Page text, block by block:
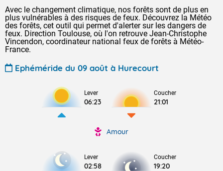
Avec le changement climatique, nos forêts sont de plus en
plus vulnérables à des risques de feux. Découvrez la Météo
des forêts, cet outil qui permet d'alerter sur les dangers de
feux. Direction Toulouse, où l'on retrouve Jean-Christophe
Vincendon, coordinateur national feux de forêts à Météo-
France.
Ephéméride du 09 août à Hurecourt
Lever
06:23
Coucher
21:01
Amour
Lever
02:58
Coucher
19:20